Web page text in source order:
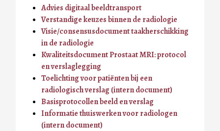
Advies digitaal beeldtransport
Verstandige keuzes binnen de radiologie
Visie/consensusdocument taakherschikking
in de radiologie
Kwaliteitsdocument Prostaat MRI: protocol
en verslaglegging
Toelichting voor patiënten bij een
radiologisch verslag (intern document)
Basisprotocollen beeld en verslag
Informatie thuiswerken voor radiologen
(intern document)